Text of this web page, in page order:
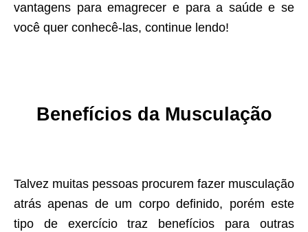
vantagens para emagrecer e para a saúde e se
você quer conhecê-las, continue lendo!
Benefícios da Musculação
Talvez muitas pessoas procurem fazer musculação
atrás apenas de um corpo definido, porém este
tipo de exercício traz benefícios para outras